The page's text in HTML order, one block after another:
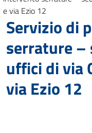
e via Ezio 12
Servizio di
serrature –
uffici di via
via Ezio 12